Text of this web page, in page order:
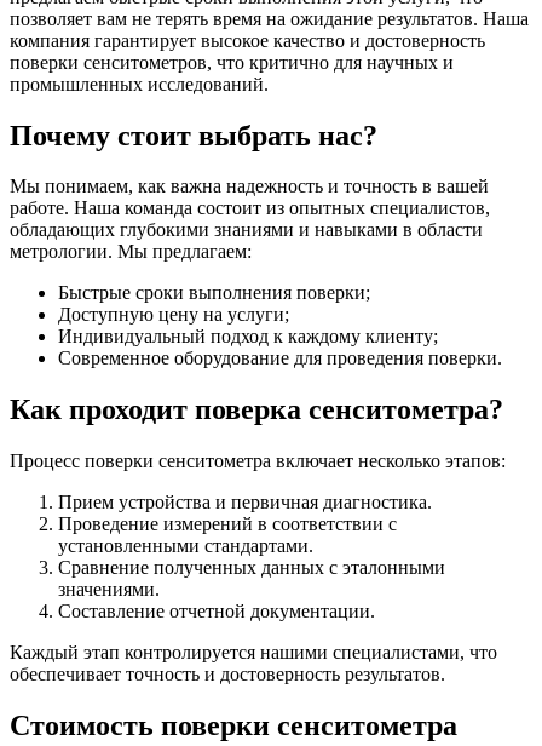
позволяет вам не терять время на ожидание результатов. Наша
компания гарантирует высокое качество и достоверность
поверки сенситометров, что критично для научных и
промышленных исследований.
Почему стоит выбрать нас?
Мы понимаем, как важна надежность и точность в вашей
работе. Наша команда состоит из опытных специалистов,
обладающих глубокими знаниями и навыками в области
метрологии. Мы предлагаем:
Быстрые сроки выполнения поверки;
Доступную цену на услуги;
Индивидуальный подход к каждому клиенту;
Современное оборудование для проведения поверки.
Как проходит поверка сенситометра?
Процесс поверки сенситометра включает несколько этапов:
Прием устройства и первичная диагностика.
Проведение измерений в соответствии с
установленными стандартами.
Сравнение полученных данных с эталонными
значениями.
Составление отчетной документации.
Каждый этап контролируется нашими специалистами, что
обеспечивает точность и достоверность результатов.
Стоимость поверки сенситометра